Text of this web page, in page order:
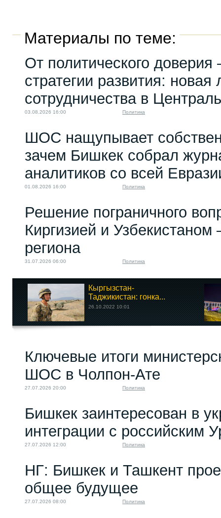
Материалы по теме:
От политического
стратегии развития: новая
сотрудничества в
03.08.2026 16:00 Политика
ШОС нащупывает
зачем Бишкек собрал
аналитиков со всей
01.08.2026 16:00 Политика
Решение пограничного
Киргизией и Узбекистаном
региона
31.07.2026 06:00 Политика
Кыргызстан-
Таджикистан: гонка...
26.10.2022 10:01
Ключевые итоги
ШОС в Чолпон-Ате
27.07.2026 20:00 Политика
Бишкек заинтересован в
интеграции с российским
27.07.2026 12:00 Политика
НГ: Бишкек и Ташкент
общее будущее
27.07.2026 08:00 Политика